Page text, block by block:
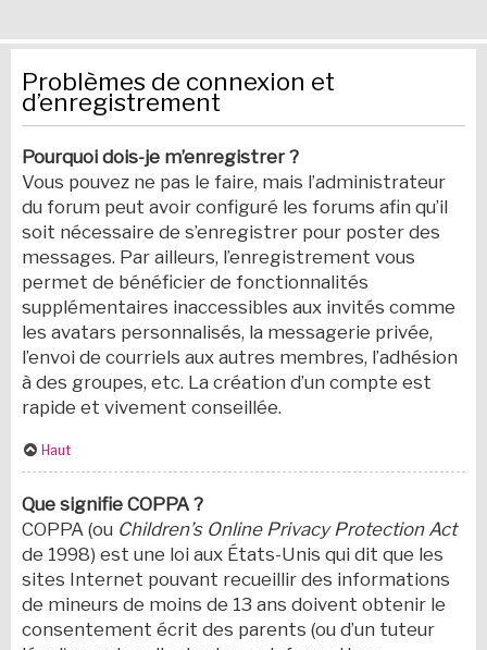
Problèmes de connexion et
d’enregistrement
Pourquoi dois-je m’enregistrer ?
Vous pouvez ne pas le faire, mais l’administrateur
du forum peut avoir configuré les forums afin qu’il
soit nécessaire de s’enregistrer pour poster des
messages. Par ailleurs, l’enregistrement vous
permet de bénéficier de fonctionnalités
supplémentaires inaccessibles aux invités comme
les avatars personnalisés, la messagerie privée,
l’envoi de courriels aux autres membres, l’adhésion
à des groupes, etc. La création d’un compte est
rapide et vivement conseillée.
Haut
Que signifie COPPA ?
COPPA (ou Children’s Online Privacy Protection Act
de 1998) est une loi aux États-Unis qui dit que les
sites Internet pouvant recueillir des informations
de mineurs de moins de 13 ans doivent obtenir le
consentement écrit des parents (ou d’un tuteur